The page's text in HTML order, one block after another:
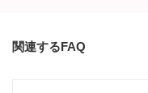
関連するFAQ